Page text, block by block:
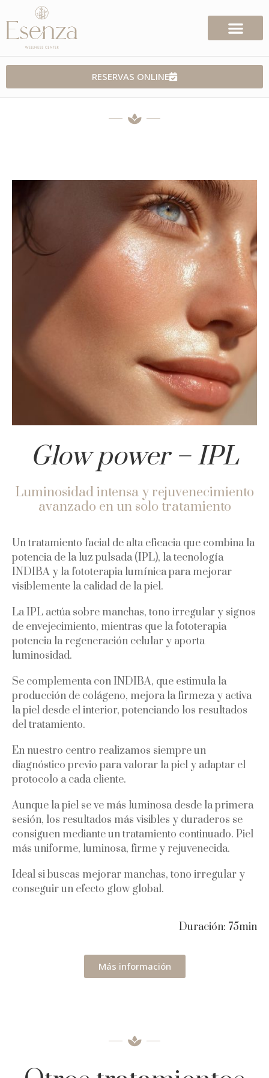
RESERVAS ONLINE
Glow power – IPL
Luminosidad intensa y rejuvenecimiento
avanzado en un solo tratamiento
Un tratamiento facial de alta eficacia que combina la
potencia de la luz pulsada (IPL), la tecnología
INDIBA y la fototerapia lumínica para mejorar
visiblemente la calidad de la piel.
La IPL actúa sobre manchas, tono irregular y signos
de envejecimiento, mientras que la fototerapia
potencia la regeneración celular y aporta
luminosidad.
Se complementa con INDIBA, que estimula la
producción de colágeno, mejora la firmeza y activa
la piel desde el interior, potenciando los resultados
del tratamiento.
En nuestro centro realizamos siempre un
diagnóstico previo para valorar la piel y adaptar el
protocolo a cada cliente.
Aunque la piel se ve más luminosa desde la primera
sesión, los resultados más visibles y duraderos se
consiguen mediante un tratamiento continuado. Piel
más uniforme, luminosa, firme y rejuvenecida.
Ideal si buscas mejorar manchas, tono irregular y
conseguir un efecto glow global.
Duración: 75min
Más información